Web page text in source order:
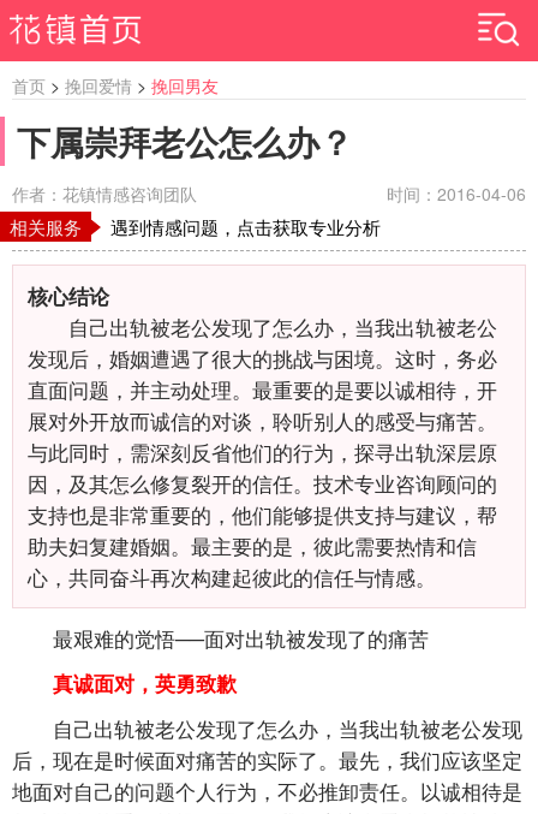
首页 > 挽回爱情 > 挽回男友
下属崇拜老公怎么办？
作者：花镇情感咨询团队 时间：2016-04-06
相关服务 遇到情感问题，点击获取专业分析
核心结论
自己出轨被老公发现了怎么办，当我出轨被老公
发现后，婚姻遭遇了很大的挑战与困境。这时，务必
直面问题，并主动处理。最重要的是要以诚相待，开
展对外开放而诚信的对谈，聆听别人的感受与痛苦。
与此同时，需深刻反省他们的行为，探寻出轨深层原
因，及其怎么修复裂开的信任。技术专业咨询顾问的
支持也是非常重要的，他们能够提供支持与建议，帮
助夫妇复建婚姻。最主要的是，彼此需要热情和信
心，共同奋斗再次构建起彼此的信任与情感。
最艰难的觉悟──面对出轨被发现了的痛苦
真诚面对，英勇致歉
自己出轨被老公发现了怎么办，当我出轨被老公发现
后，现在是时候面对痛苦的实际了。最先，我们应该坚定
地面对自己的问题个人行为，不必推卸责任。以诚相待是